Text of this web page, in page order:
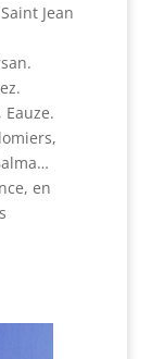
Jean
en